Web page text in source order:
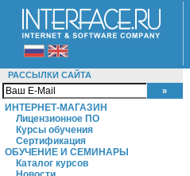
РАССЫЛКИ САЙТА
ИНТЕРНЕТ-МАГАЗИН
Лицензионное ПО
Курсы обучения
Сертификация
ОБУЧЕНИЕ И СЕМИНАРЫ
Каталог курсов